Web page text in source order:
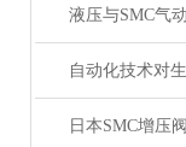
液压与SMC气
自动化技术对